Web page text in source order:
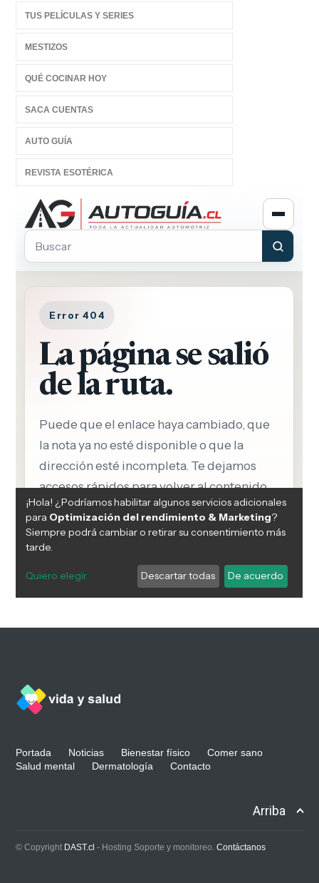
TUS PELÍCULAS Y SERIES
MESTIZOS
QUÉ COCINAR HOY
SACA CUENTAS
AUTO GUÍA
REVISTA ESOTÉRICA
Portada Noticias Bienestar físico
Comer sano
Salud mental
Dermatología Contacto
Arriba
© Copyright DAST.cl - Hosting Soporte y monitoreo.Contáctanos